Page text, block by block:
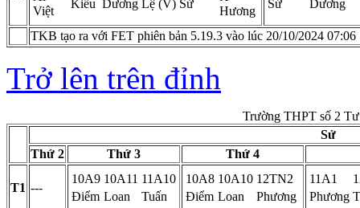
Việt
Kiều Dương Lệ (V) Sứ
Hương
Sứ
Dương
TKB tạo ra với FET phiên bản 5.19.3 vào lúc 20/10/2024 07:06
Trở lên trên đỉnh
Trường THPT số 2
Sử
Thứ 2
Thứ 3 Thứ 4
T1 ---
10A9 10A11 11A10
Điểm Loan Tuấn
10A8 10A10 12TN2
Điểm Loan Phương
11A1
Phương